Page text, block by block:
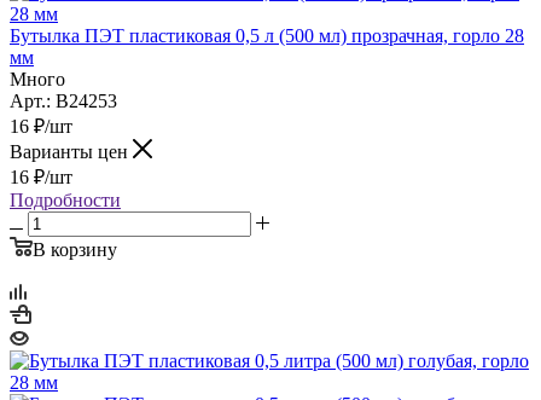
Бутылка ПЭТ пластиковая 0,5 л (500 мл) прозрачная, горло 28
мм
Много
Арт.: B24253
16 ₽/шт
Варианты цен
16 ₽/шт
Подробности
В корзину